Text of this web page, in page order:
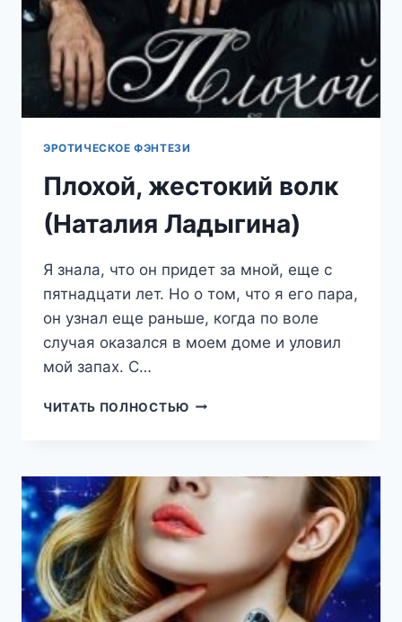
ЭРОТИЧЕСКОЕ ФЭНТЕЗИ
Плохой, жестокий волк
(Наталия Ладыгина)
Я знала, что он придет за мной, еще с
пятнадцати лет. Но о том, что я его пара,
он узнал еще раньше, когда по воле
случая оказался в моем доме и уловил
мой запах. С…
ЧИТАТЬ ПОЛНОСТЬЮ ПЛОХОЙ,
ЛАДЫГИНА)